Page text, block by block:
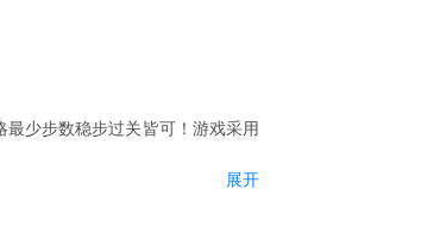
少步数稳步过关皆可！游戏采用
展开